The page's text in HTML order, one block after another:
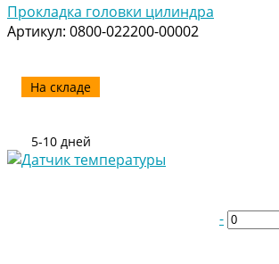
-
Прокладка головки цилиндра
Артикул: 0800-022200-00002
На складе
5-10 дней